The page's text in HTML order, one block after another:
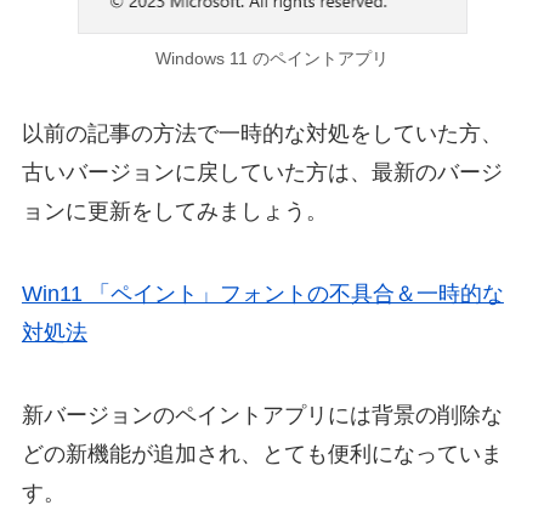
Windows 11 のペイントアプリ
以前の記事の方法で一時的な対処をしていた方、
古いバージョンに戻していた方は、最新のバージ
ョンに更新をしてみましょう。
Win11 「ペイント」フォントの不具合＆一時的な
対処法
新バージョンのペイントアプリには背景の削除な
どの新機能が追加され、とても便利になっていま
す。